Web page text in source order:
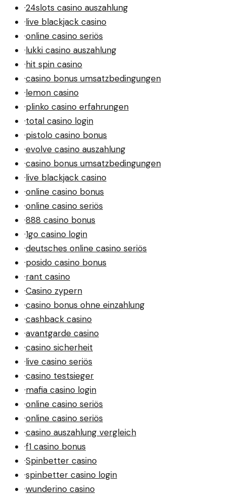
·24slots casino auszahlung
·live blackjack casino
·online casino seriös
·lukki casino auszahlung
·hit spin casino
·casino bonus umsatzbedingungen
·lemon casino
·plinko casino erfahrungen
·total casino login
·pistolo casino bonus
·evolve casino auszahlung
·casino bonus umsatzbedingungen
·live blackjack casino
·online casino bonus
·online casino seriös
·888 casino bonus
·1go casino login
·deutsches online casino seriös
·posido casino bonus
·rant casino
·Casino zypern
·casino bonus ohne einzahlung
·cashback casino
·avantgarde casino
·casino sicherheit
·live casino seriös
·casino testsieger
·mafia casino login
·online casino seriös
·online casino seriös
·casino auszahlung vergleich
·f1 casino bonus
·Spinbetter casino
·spinbetter casino login
·wunderino casino